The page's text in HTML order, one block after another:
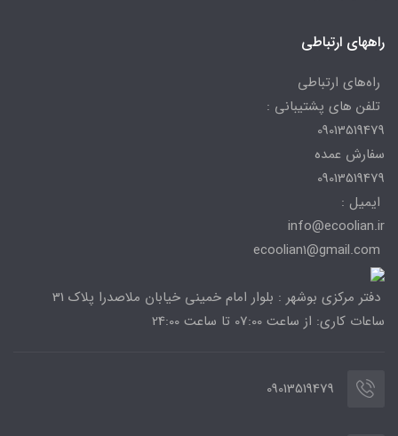
راههای ارتباطی
راه‌های ارتباطی
تلفن های پشتیبانی :
09013519479
سفارش عمده
09013519479
ایمیل :
info@ecoolian.ir
دفتر مرکزی بوشهر : بلوار امام خمینی خیابان ملاصدرا پلاک 31
ساعات کاری: از ساعت 07:00 تا ساعت 24:00
09013519479